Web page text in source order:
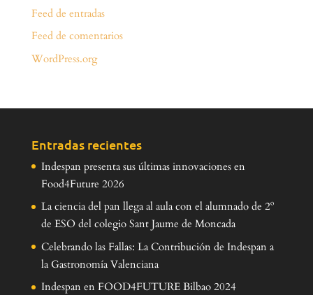
Feed de entradas
Feed de comentarios
WordPress.org
Entradas recientes
Indespan presenta sus últimas innovaciones en
Food4Future 2026
La ciencia del pan llega al aula con el alumnado de 2º
de ESO del colegio Sant Jaume de Moncada
Celebrando las Fallas: La Contribución de Indespan a
la Gastronomía Valenciana
Indespan en FOOD4FUTURE Bilbao 2024